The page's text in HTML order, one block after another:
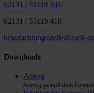
02131 / 53119 245
02131 / 53119 410
begutachtungsstelle@zaek-
Downloads
Antrag
Antrag gemäß dem